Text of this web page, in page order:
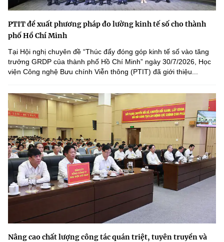
PTIT đề xuất phương pháp đo lường kinh tế số cho thành
phố Hồ Chí Minh
Tại Hội nghị chuyên đề “Thúc đẩy đóng góp kinh tế số vào tăng
trưởng GRDP của thành phố Hồ Chí Minh” ngày 30/7/2026, Học
viện Công nghệ Bưu chính Viễn thông (PTIT) đã giới thiệu...
Nâng cao chất lượng công tác quán triệt, tuyên truyền và